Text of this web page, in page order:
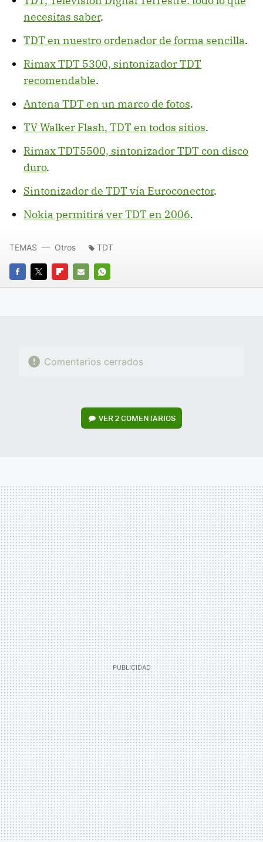
necesitas saber.
TDT en nuestro ordenador de forma sencilla.
Rimax TDT 5300, sintonizador TDT
recomendable.
Antena TDT en un marco de fotos.
TV Walker Flash, TDT en todos sitios.
Rimax TDT5500, sintonizador TDT con disco
duro.
Sintonizador de TDT vía Euroconector.
Nokia permitirá ver TDT en 2006.
FACEBOOK
TWITTERFLIPBOARD
E-
WHATSAPP
TEMAS Otros TDT
Comentarios cerrados
VER2 COMENTARIOS